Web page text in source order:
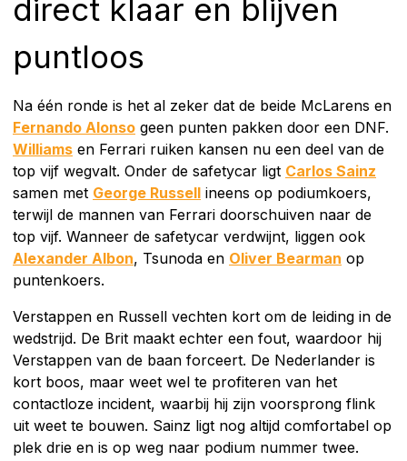
direct klaar en blijven
puntloos
Na één ronde is het al zeker dat de beide McLarens en
Fernando Alonso geen punten pakken door een DNF.
Williams en Ferrari ruiken kansen nu een deel van de
top vijf wegvalt. Onder de safetycar ligt Carlos Sainz
samen met George Russell ineens op podiumkoers,
terwijl de mannen van Ferrari doorschuiven naar de
top vijf. Wanneer de safetycar verdwijnt, liggen ook
Alexander Albon, Tsunoda en Oliver Bearman op
puntenkoers.
Verstappen en Russell vechten kort om de leiding in de
wedstrijd. De Brit maakt echter een fout, waardoor hij
Verstappen van de baan forceert. De Nederlander is
kort boos, maar weet wel te profiteren van het
contactloze incident, waarbij hij zijn voorsprong flink
uit weet te bouwen. Sainz ligt nog altijd comfortabel op
plek drie en is op weg naar podium nummer twee.